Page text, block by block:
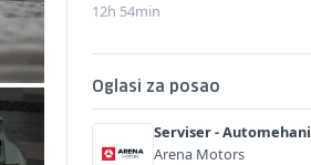
12h 54min
Oglasi za posao
Serviser -
Arena Motors